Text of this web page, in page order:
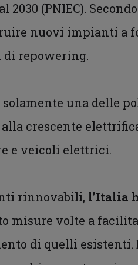
(PNIEC).
nuovi impianti a
repowering.
una delle
crescente
e veicoli elettrici.
rinnovabili, l’Italia
misure volte a
di quelli esistenti.